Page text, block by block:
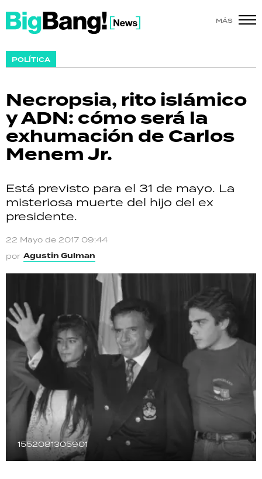
MÁS
POLÍTICA
Necropsia, rito islámico
y ADN: cómo será la
exhumación de Carlos
Menem Jr.
Está previsto para el 31 de mayo. La
misteriosa muerte del hijo del ex
presidente.
22 Mayo de 2017 09:44
por Agusti­n Gulman
1552081305901
SHOW
ACTUALIDAD
POLICIALES
ECONOMÍA
GRAN HERMANO
SALUD
DEPORTES
TECNOLOGÍA
RECETAS
PALABRAS
HORÓSCOPO
Seguinos